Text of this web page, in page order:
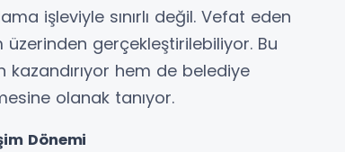
işleviyle sınırlı değil. Vefat eden
gerçekleştirilebiliyor. Bu
hem de belediye
olanak tanıyor.
Dönemi